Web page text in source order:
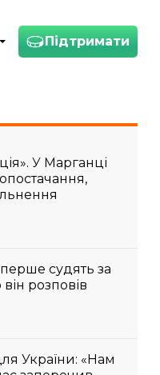
Підтримати
У Марганці
судять за
розповів
України: «Нам